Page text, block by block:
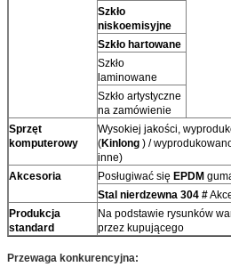
Szkło
niskoemisyjne
Szkło hartowane
Szkło
laminowane
Szkło artystyczne
na zamówienie
Sprzęt
komputerowy
Wysokiej jakości,
(Kinlong ) /
inne)
Akcesoria
Posługiwać się EPDM
Stal nierdzewna 304 #
Produkcja
standard
Na podstawie rysunków
przez kupującego
Przewaga konkurencyjna: